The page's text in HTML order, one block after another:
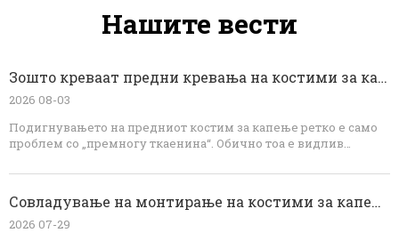
Нашите вести
Зошто креваат предни кревања на костими за капење: Дијагноза на стручно вклопување и решенија за OEM
2026 08-03
Подигнувањето на предниот костим за капење ретко е само
проблем со „премногу ткаенина“. Обично тоа е видлив
на предната страна, искривување на телото, волумен на
ткаенината. Со динамично тестирање на облеката и
структурно корегирање на моделот, брендовите можат да
Совладување на монтирање на костими за капење: решавање на лизгање на ременот и копање на рамената
2026 07-29